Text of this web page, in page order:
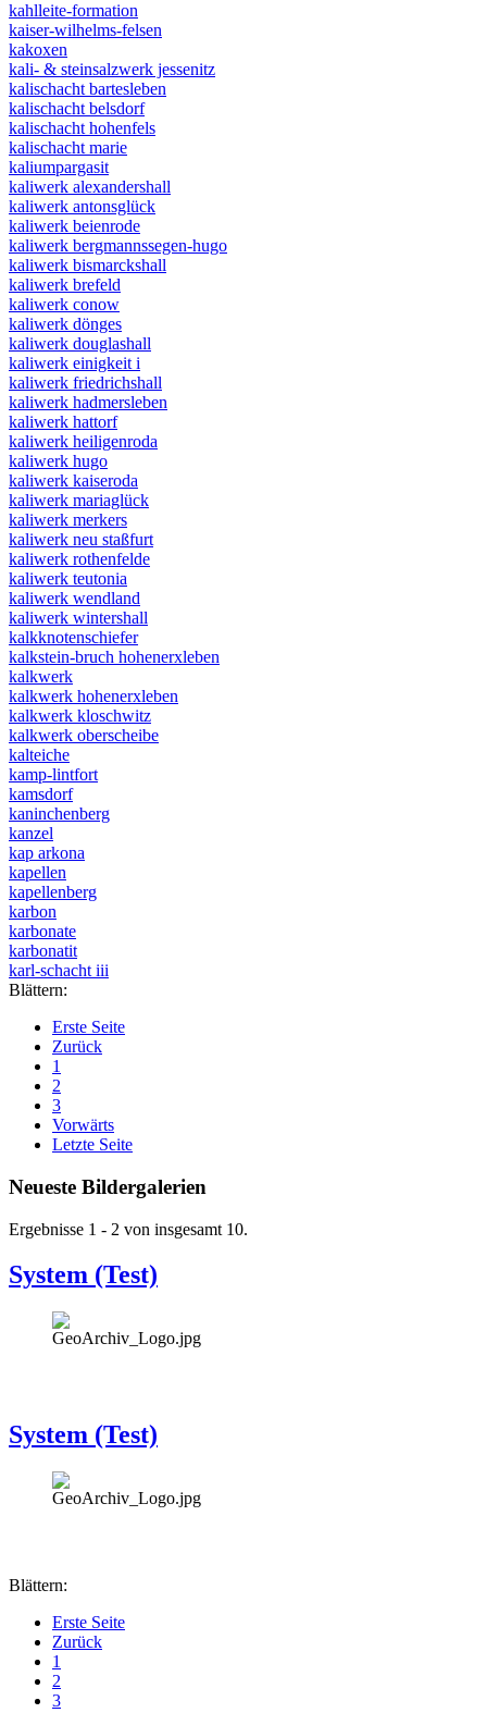
kahlleite-formation
kaiser-wilhelms-felsen
kakoxen
kali- & steinsalzwerk jessenitz
kalischacht bartesleben
kalischacht belsdorf
kalischacht hohenfels
kalischacht marie
kaliumpargasit
kaliwerk alexandershall
kaliwerk antonsglück
kaliwerk beienrode
kaliwerk bergmannssegen-hugo
kaliwerk bismarckshall
kaliwerk brefeld
kaliwerk conow
kaliwerk dönges
kaliwerk douglashall
kaliwerk einigkeit i
kaliwerk friedrichshall
kaliwerk hadmersleben
kaliwerk hattorf
kaliwerk heiligenroda
kaliwerk hugo
kaliwerk kaiseroda
kaliwerk mariaglück
kaliwerk merkers
kaliwerk neu staßfurt
kaliwerk rothenfelde
kaliwerk teutonia
kaliwerk wendland
kaliwerk wintershall
kalkknotenschiefer
kalkstein-bruch hohenerxleben
kalkwerk
kalkwerk hohenerxleben
kalkwerk kloschwitz
kalkwerk oberscheibe
kalteiche
kamp-lintfort
kamsdorf
kaninchenberg
kanzel
kap arkona
kapellen
kapellenberg
karbon
karbonate
karbonatit
karl-schacht iii
Blättern:
Erste Seite
Zurück
1
2
3
Vorwärts
Letzte Seite
Neueste Bildergalerien
Ergebnisse 1 - 2 von insgesamt 10.
System (Test)
System (Test)
Blättern:
Erste Seite
Zurück
1
2
3